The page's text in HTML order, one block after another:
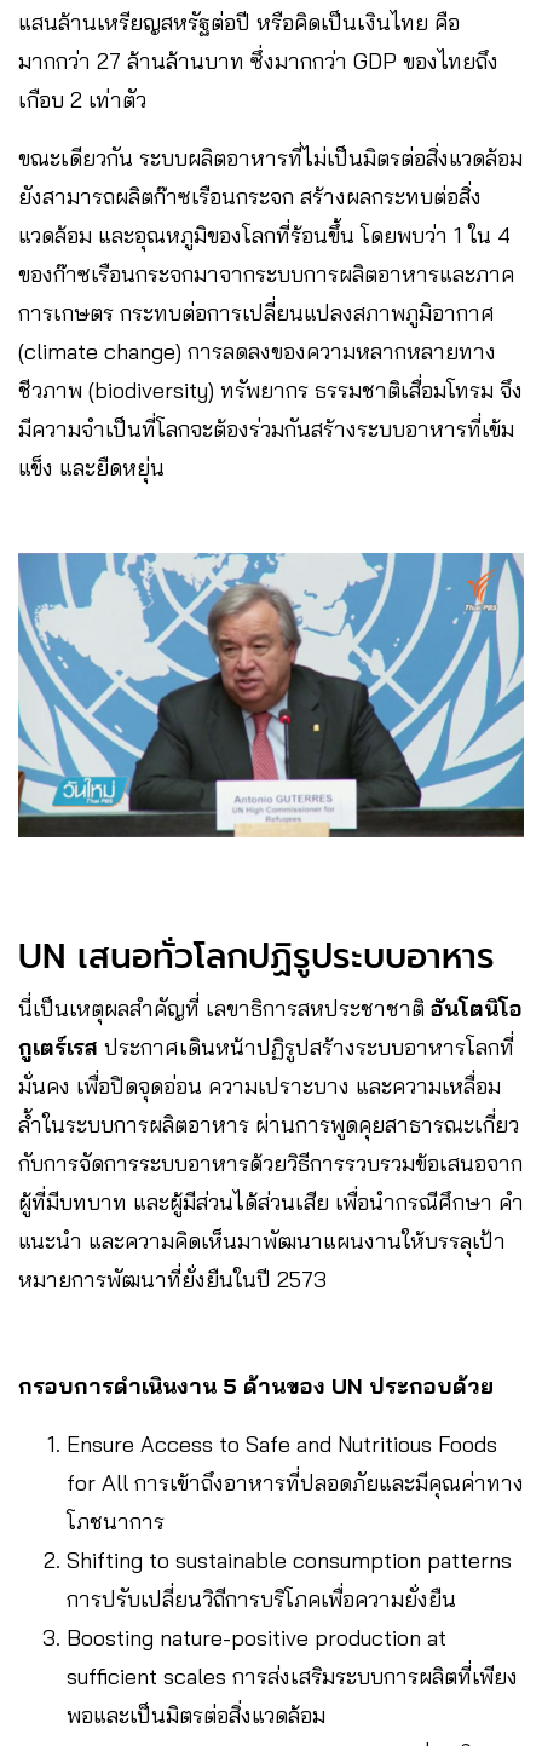
แสนล้านเหรียญสหรัฐต่อปี หรือคิดเป็นเงินไทย คือ
มากกว่า 27 ล้านล้านบาท ซึ่งมากกว่า GDP ของไทยถึง
เกือบ 2 เท่าตัว
ขณะเดียวกัน ระบบผลิตอาหารที่ไม่เป็นมิตรต่อสิ่งแวดล้อม
ยังสามารถผลิตก๊าซเรือนกระจก สร้างผลกระทบต่อสิ่ง
แวดล้อม และอุณหภูมิของโลกที่ร้อนขึ้น โดยพบว่า 1 ใน 4
ของก๊าซเรือนกระจกมาจากระบบการผลิตอาหารและภาค
การเกษตร กระทบต่อการเปลี่ยนแปลงสภาพภูมิอากาศ
(climate change) การลดลงของความหลากหลายทาง
ชีวภาพ (biodiversity) ทรัพยากร ธรรมชาติเสื่อมโทรม จึง
มีความจำเป็นที่โลกจะต้องร่วมกันสร้างระบบอาหารที่เข้ม
แข็ง และยืดหยุ่น
UN เสนอทั่วโลกปฏิรูประบบอาหาร
นี่เป็นเหตุผลสำคัญที่ เลขาธิการสหประชาชาติ อันโตนิโอ
กูเตร์เรส ประกาศเดินหน้าปฏิรูปสร้างระบบอาหารโลกที่
มั่นคง เพื่อปิดจุดอ่อน ความเปราะบาง และความเหลื่อม
ล้ำในระบบการผลิตอาหาร ผ่านการพูดคุยสาธารณะเกี่ยว
กับการจัดการระบบอาหารด้วยวิธีการรวบรวมข้อเสนอจาก
ผู้ที่มีบทบาท และผู้มีส่วนได้ส่วนเสีย เพื่อนำกรณีศึกษา คำ
แนะนำ และความคิดเห็นมาพัฒนาแผนงานให้บรรลุเป้า
หมายการพัฒนาที่ยั่งยืนในปี 2573
กรอบการดำเนินงาน 5 ด้านของ UN ประกอบด้วย
Ensure Access to Safe and Nutritious Foods
for All การเข้าถึงอาหารที่ปลอดภัยและมีคุณค่าทาง
โภชนาการ
Shifting to sustainable consumption patterns
การปรับเปลี่ยนวิถีการบริโภคเพื่อความยั่งยืน
Boosting nature-positive production at
sufficient scales การส่งเสริมระบบการผลิตที่เพียง
พอและเป็นมิตรต่อสิ่งแวดล้อม